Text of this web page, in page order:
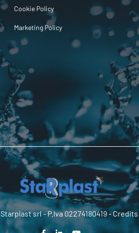
Cookie Policy
Marketing Policy
Starplast srl- P.Iva 02274180419 - Credits